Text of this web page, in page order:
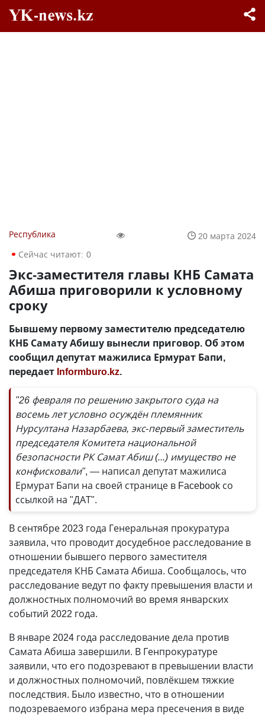
Республика
20 марта 2024
Сейчас читают: 0
Экс-заместителя главы КНБ Самата
Абиша приговорили к условному
сроку
Бывшему первому заместителю председателю
КНБ Самату Абишу вынесли приговор. Об этом
сообщил депутат мажилиса Ермурат Бапи,
передает Informburo.kz.
"26 февраля по решению закрытого суда на
восемь лет условно осуждён племянник
Нурсултана Назарбаева, экс-первый заместитель
председателя Комитета национальной
безопасности РК Самат Абиш (...) имущество не
конфисковали", — написал депутат мажилиса
Ермурат Бапи на своей странице в Facebook со
ссылкой на "ДАТ".
В сентябре 2023 года Генеральная прокуратура
заявила, что проводит досудебное расследование в
отношении бывшего первого заместителя
председателя КНБ Самата Абиша. Сообщалось, что
расследование ведут по факту превышения власти и
должностных полномочий во время январских
событий 2022 года.
В январе 2024 года расследование дела против
Самата Абиша завершили. В Генпрокуратуре
заявили, что его подозревают в превышении власти
и должностных полномочий, повлёкшем тяжкие
последствия. Было известно, что в отношении
подозреваемого избрана мера пресечения в виде